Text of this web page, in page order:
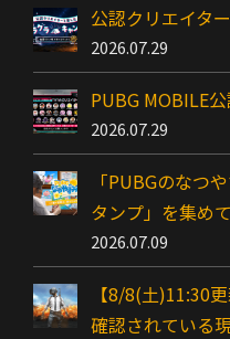
公認クリエイタ
2026.07.29
PUBG MOBILE
2026.07.29
「PUBGのなつ
タンプ」を集め
2026.07.09
【8/8(土)11:30
確認されている